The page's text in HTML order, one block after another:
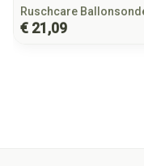
Ruschcare
€ 21,09